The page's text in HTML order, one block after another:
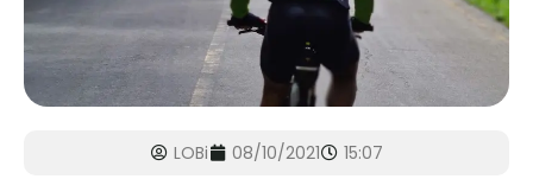
LOBi 08/10/2021 15:07